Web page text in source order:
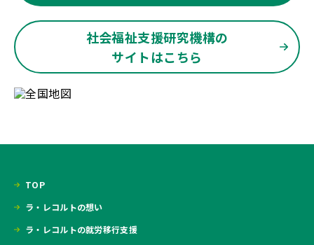
社会福祉支援研究機構の
サイトはこちら
TOP
ラ・レコルトの想い
ラ・レコルトの就労移行支援